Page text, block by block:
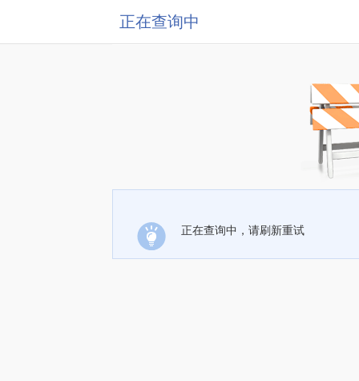
正在查询中
正在查询中，请刷新重试